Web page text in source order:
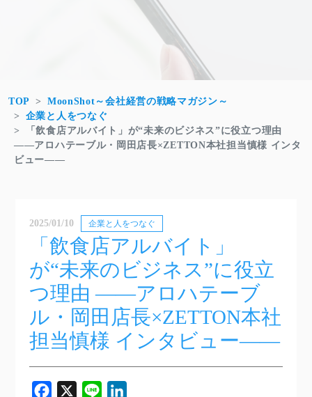
TOP
MoonShot～会社経営の戦略マガジン～
企業と人をつなぐ
「飲食店アルバイト」が“未来のビジネス”に役立つ理由
――アロハテーブル・岡田店長×ZETTON本社担当慎様 インタ
ビュー――
2025/01/10 企業と人をつなぐ
「飲食店アルバイト」
が“未来のビジネス”に役立
つ理由 ――アロハテーブ
ル・岡田店長×ZETTON本社
担当慎様 インタビュー――
Facebook
X Line